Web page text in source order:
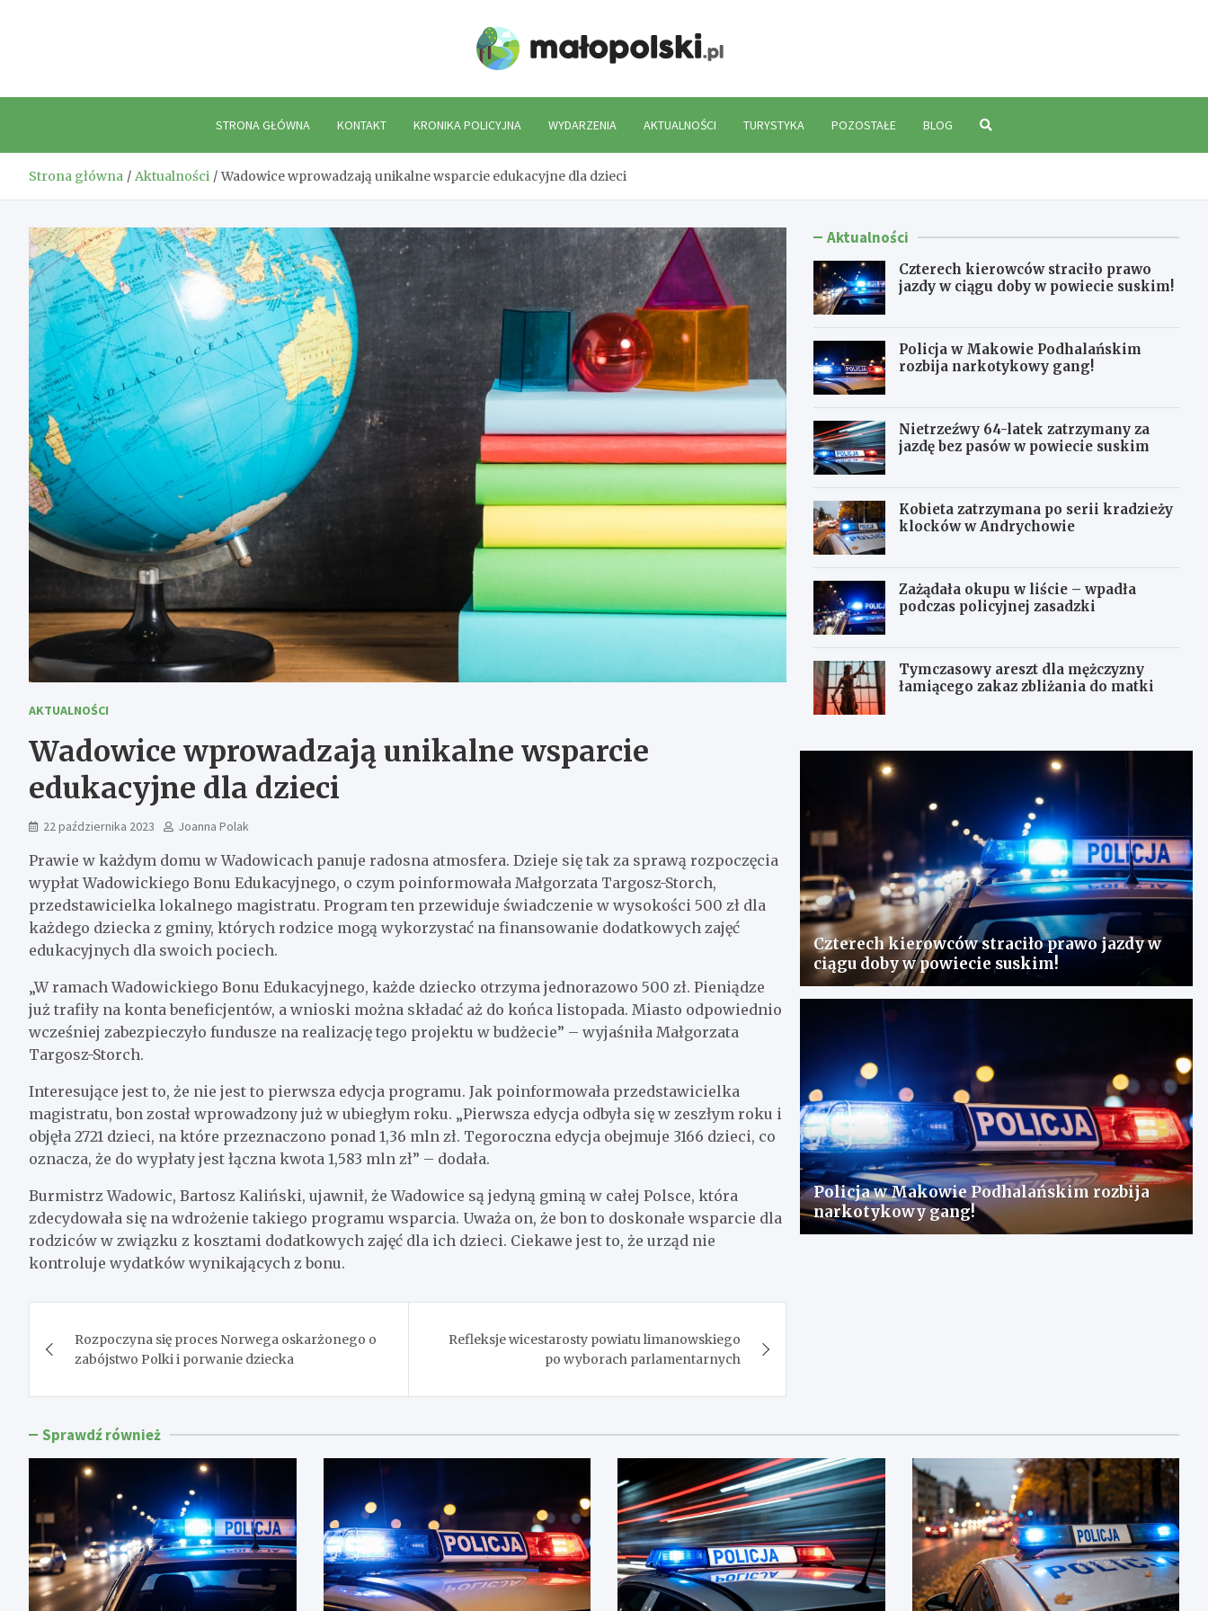
STRONA GŁÓWNA KONTAKT KRONIKA POLICYJNA WYDARZENIA AKTUALNOŚCI TURYSTYKA POZOSTAŁE BLOG
Strona główna Aktualności Wadowice wprowadzają unikalne wsparcie edukacyjne dla dzieci
AKTUALNOŚCI
Wadowice wprowadzają unikalne wsparcie
edukacyjne dla dzieci
22 października 2023 Joanna Polak
Prawie w każdym domu w Wadowicach panuje radosna atmosfera. Dzieje się tak za sprawą rozpoczęcia
wypłat Wadowickiego Bonu Edukacyjnego, o czym poinformowała Małgorzata Targosz-Storch,
przedstawicielka lokalnego magistratu. Program ten przewiduje świadczenie w wysokości 500 zł dla
każdego dziecka z gminy, których rodzice mogą wykorzystać na finansowanie dodatkowych zajęć
edukacyjnych dla swoich pociech.
„W ramach Wadowickiego Bonu Edukacyjnego, każde dziecko otrzyma jednorazowo 500 zł. Pieniądze
już trafiły na konta beneficjentów, a wnioski można składać aż do końca listopada. Miasto odpowiednio
wcześniej zabezpieczyło fundusze na realizację tego projektu w budżecie” – wyjaśniła Małgorzata
Targosz-Storch.
Interesujące jest to, że nie jest to pierwsza edycja programu. Jak poinformowała przedstawicielka
magistratu, bon został wprowadzony już w ubiegłym roku. „Pierwsza edycja odbyła się w zeszłym roku i
objęła 2721 dzieci, na które przeznaczono ponad 1,36 mln zł. Tegoroczna edycja obejmuje 3166 dzieci, co
oznacza, że do wypłaty jest łączna kwota 1,583 mln zł” – dodała.
Burmistrz Wadowic, Bartosz Kaliński, ujawnił, że Wadowice są jedyną gminą w całej Polsce, która
zdecydowała się na wdrożenie takiego programu wsparcia. Uważa on, że bon to doskonałe wsparcie dla
rodziców w związku z kosztami dodatkowych zajęć dla ich dzieci. Ciekawe jest to, że urząd nie
kontroluje wydatków wynikających z bonu.
wpisu
Rozpoczyna się proces Norwega oskarżonego o
zabójstwo Polki i porwanie dziecka
Refleksje wicestarosty powiatu limanowskiego
po wyborach parlamentarnych
Aktualności
Czterech kierowców straciło prawo
jazdy w ciągu doby w powiecie suskim!
Policja w Makowie Podhalańskim
rozbija narkotykowy gang!
Nietrzeźwy 64-latek zatrzymany za
jazdę bez pasów w powiecie suskim
Kobieta zatrzymana po serii kradzieży
klocków w Andrychowie
Zażądała okupu w liście – wpadła
podczas policyjnej zasadzki
Tymczasowy areszt dla mężczyzny
łamiącego zakaz zbliżania do matki
Czterech kierowców straciło prawo jazdy w
ciągu doby w powiecie suskim!
Policja w Makowie Podhalańskim rozbija
narkotykowy gang!
Sprawdź również